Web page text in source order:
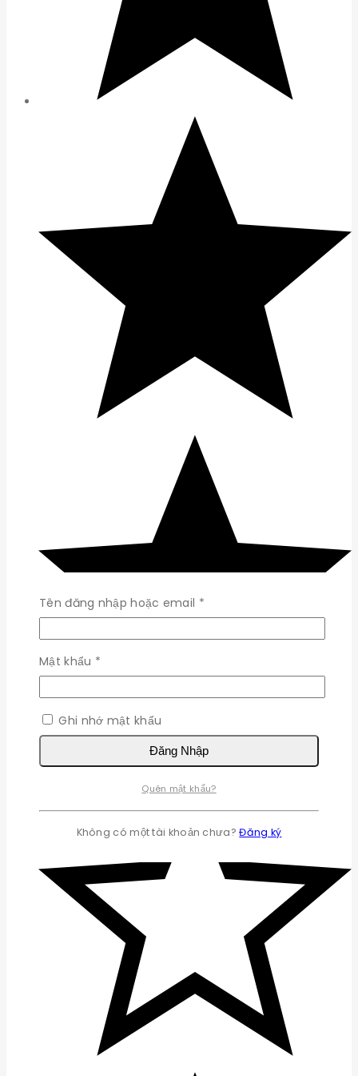
Tên đăng nhập hoặc email *Bắt
buộc
Mật khẩu *
buộc
Ghi nhớ mật khẩu
Đăng Nhập
Quên mật khẩu?
Không có một tài khoản chưa?Đăng ký